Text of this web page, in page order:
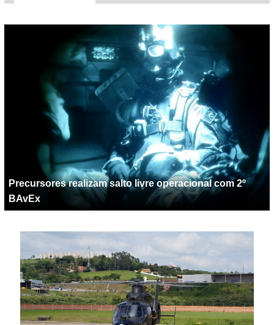
Precursores realizam salto livre operacional com 2º
BAvEx